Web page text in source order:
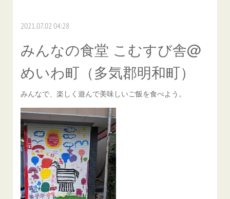
2021.07.02 04:28
みんなの食堂 こむすび舎@
めいわ町（多気郡明和町）
みんなで、楽しく遊んで美味しいご飯を食べよう。